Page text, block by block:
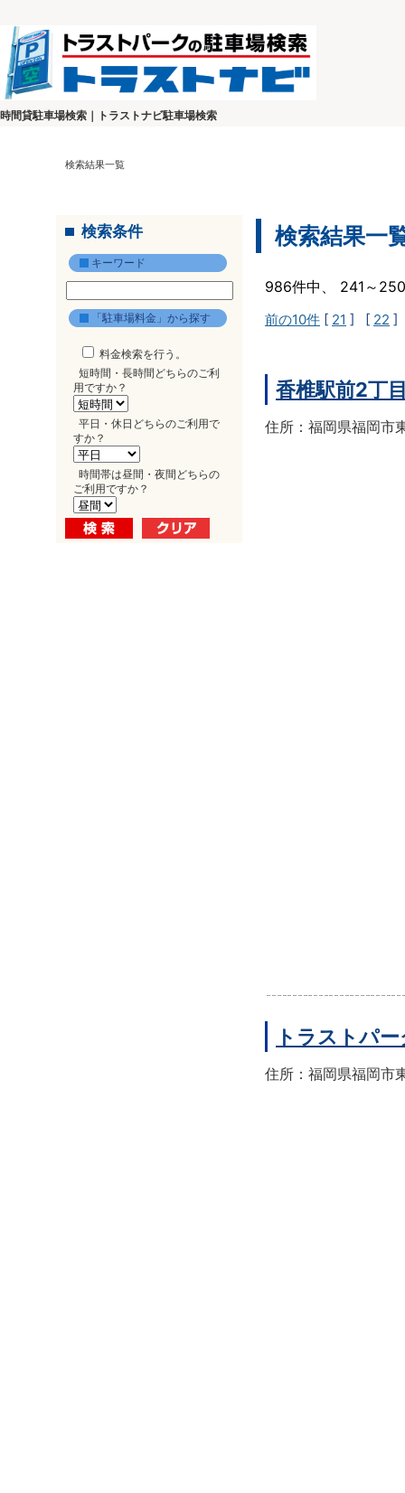
時間貸駐車場検索｜トラストナビ駐車場検索
検索結果一覧
検索条件
キーワード
「駐車場料金」から探す
料金検索を行う。
短時間・長時間どちらのご利
用ですか？
平日・休日どちらのご利用で
すか？
時間帯は昼間・夜間どちらの
ご利用ですか？
検索結果一
986件中、 241～
前の10件 [ 21 ] [ 22 ]
香椎駅前2丁
住所：福岡県福岡市
トラストパ
住所：福岡県福岡市